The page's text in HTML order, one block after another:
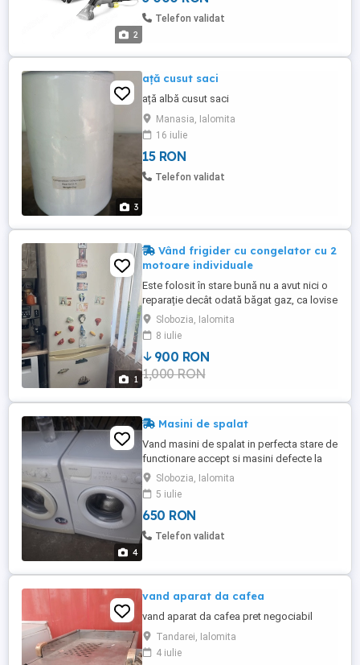
2
suplimentare :
Telefon validat
3
ață cusut saci
ață albă cusut saci
Manasia, Ialomita
16 iulie
15 RON
Telefon validat
1
Vând frigider cu congelator cu 2
motoare individuale
Este folosit în stare bună nu a avut nici o
reparație decât odată băgat gaz, ca lovise
un zugrav țeava și a ieșit gazul în rest sunt
2 motoare individuale made in Germania ,
este marca Polar după LG.
Slobozia, Ialomita
8 iulie
900 RON
1,000 RON
4
Masini de spalat
Vand masini de spalat in perfecta stare de
functionare accept si masini defecte la
schimb pretul scazand din cel
afisat.Preturi de la 650 lei in sus
Slobozia, Ialomita
5 iulie
650 RON
Telefon validat
vand aparat da cafea
vand aparat da cafea pret negociabil
Tandarei, Ialomita
4 iulie